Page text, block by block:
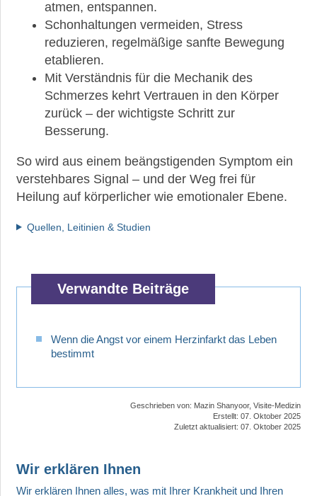
atmen, entspannen.
Schonhaltungen vermeiden, Stress
reduzieren, regelmäßige sanfte Bewegung
etablieren.
Mit Verständnis für die Mechanik des
Schmerzes kehrt Vertrauen in den Körper
zurück – der wichtigste Schritt zur
Besserung.
So wird aus einem beängstigenden Symptom ein
verstehbares Signal – und der Weg frei für
Heilung auf körperlicher wie emotionaler Ebene.
Quellen, Leitinien & Studien
Verwandte Beiträge
Wenn die Angst vor einem Herzinfarkt das Leben
bestimmt
Geschrieben von: Mazin Shanyoor, Visite-Medizin
Erstellt: 07. Oktober 2025
Zuletzt aktualisiert: 07. Oktober 2025
Wir erklären Ihnen